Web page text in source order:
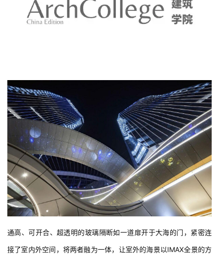
通高、可开合、超透明的玻璃隔断如一道扉开于大海的门，紧密连
接了室内外空间，将两者融为一体，让室外的海景以IMAX全景的方